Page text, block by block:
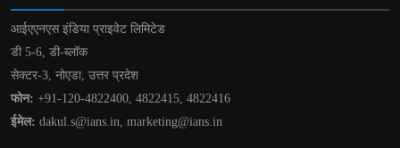
आईएएनएस इंडिया प्राइवेट लिमिटेड
डी 5-6, डी-ब्लॉक
सेक्टर-3, नोएडा, उत्तर प्रदेश
फोन: +91-120-4822400, 4822415, 4822416
ईमेल: dakul.s@ians.in, marketing@ians.in